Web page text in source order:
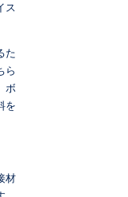
ス
た
ら
ボ
を
材